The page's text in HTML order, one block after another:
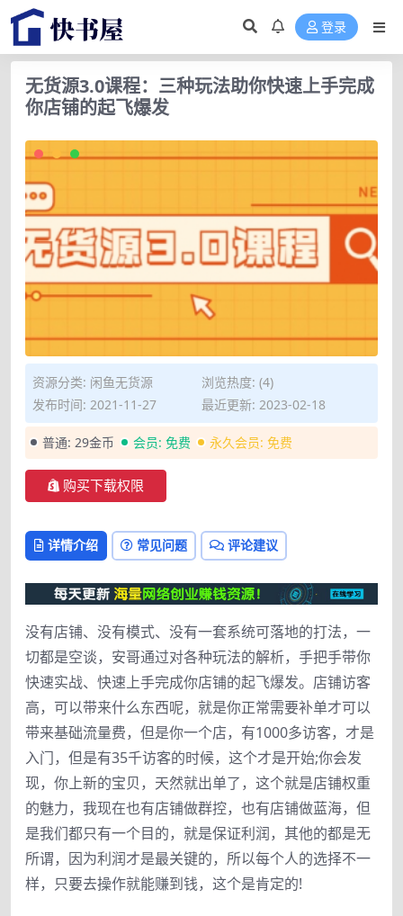
登录
无货源3.0课程：三种玩法助你快速上手完成
你店铺的起飞爆发
资源分类: 闲鱼无货源
浏览热度: (4)
发布时间: 2021-11-27
最近更新: 2023-02-18
普通: 29金币 会员: 免费 永久会员: 免费
购买下载权限
详情介绍 常见问题 评论建议
没有店铺、没有模式、没有一套系统可落地的打法，一
切都是空谈，安哥通过对各种玩法的解析，手把手带你
快速实战、快速上手完成你店铺的起飞爆发。店铺访客
高，可以带来什么东西呢，就是你正常需要补单才可以
带来基础流量费，但是你一个店，有1000多访客，才是
入门，但是有35千访客的时候，这个才是开始;你会发
现，你上新的宝贝，天然就出单了，这个就是店铺权重
的魅力，我现在也有店铺做群控，也有店铺做蓝海，但
是我们都只有一个目的，就是保证利润，其他的都是无
所谓，因为利润才是最关键的，所以每个人的选择不一
样，只要去操作就能赚到钱，这个是肯定的!